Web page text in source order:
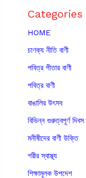
Categories
HOME
চাণক্য নীতি বাণী
পবিত্র গীতার বাণী
পবিত্র বাণী
বাঙালির উৎসব
বিভিন্ন গুরুত্বপূর্ণ দিবস
মনীষীদের বাণী উক্তি
শরীর স্বাস্থ্য
শিক্ষামূলক উপদেশ